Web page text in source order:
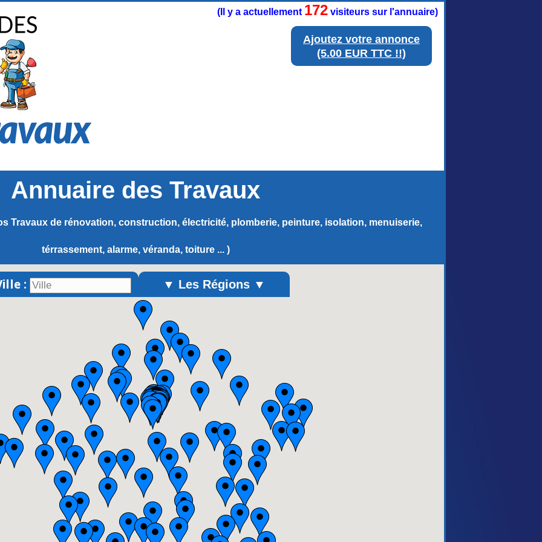
Ajoutez votre annonce
(5.00 EUR TTC !!)
(Il y a actuellement 172 visiteurs sur l'annuaire)
Annuaire des Travaux
Travaux de rénovation, construction, électricité, plomberie, peinture, isolation, menuiserie,
térrassement, alarme, véranda, toiture ... )
: ▼ Les Régions ▼
Basse-Normandie
Bourgogne
Bretagne
Champagne-Ardenne
Franche-Comté
Haute-Normandie
Ile-de-France
Languedoc-Roussillon
Limousin